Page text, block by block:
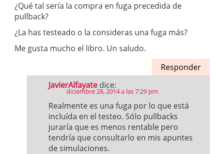
¿Qué tal sería la compra en fuga precedida de
pullback?
¿La has testeado o la consideras una fuga más?
Me gusta mucho el libro. Un saludo.
Responder
JavierAlfayate dice:
diciembre 28, 2014 a las 7:29 pm
Realmente es una fuga por lo que está
incluída en el testeo. Sólo pullbacks
juraría que es menos rentable pero
tendría que consultarlo en mis apuntes
de simulaciones.